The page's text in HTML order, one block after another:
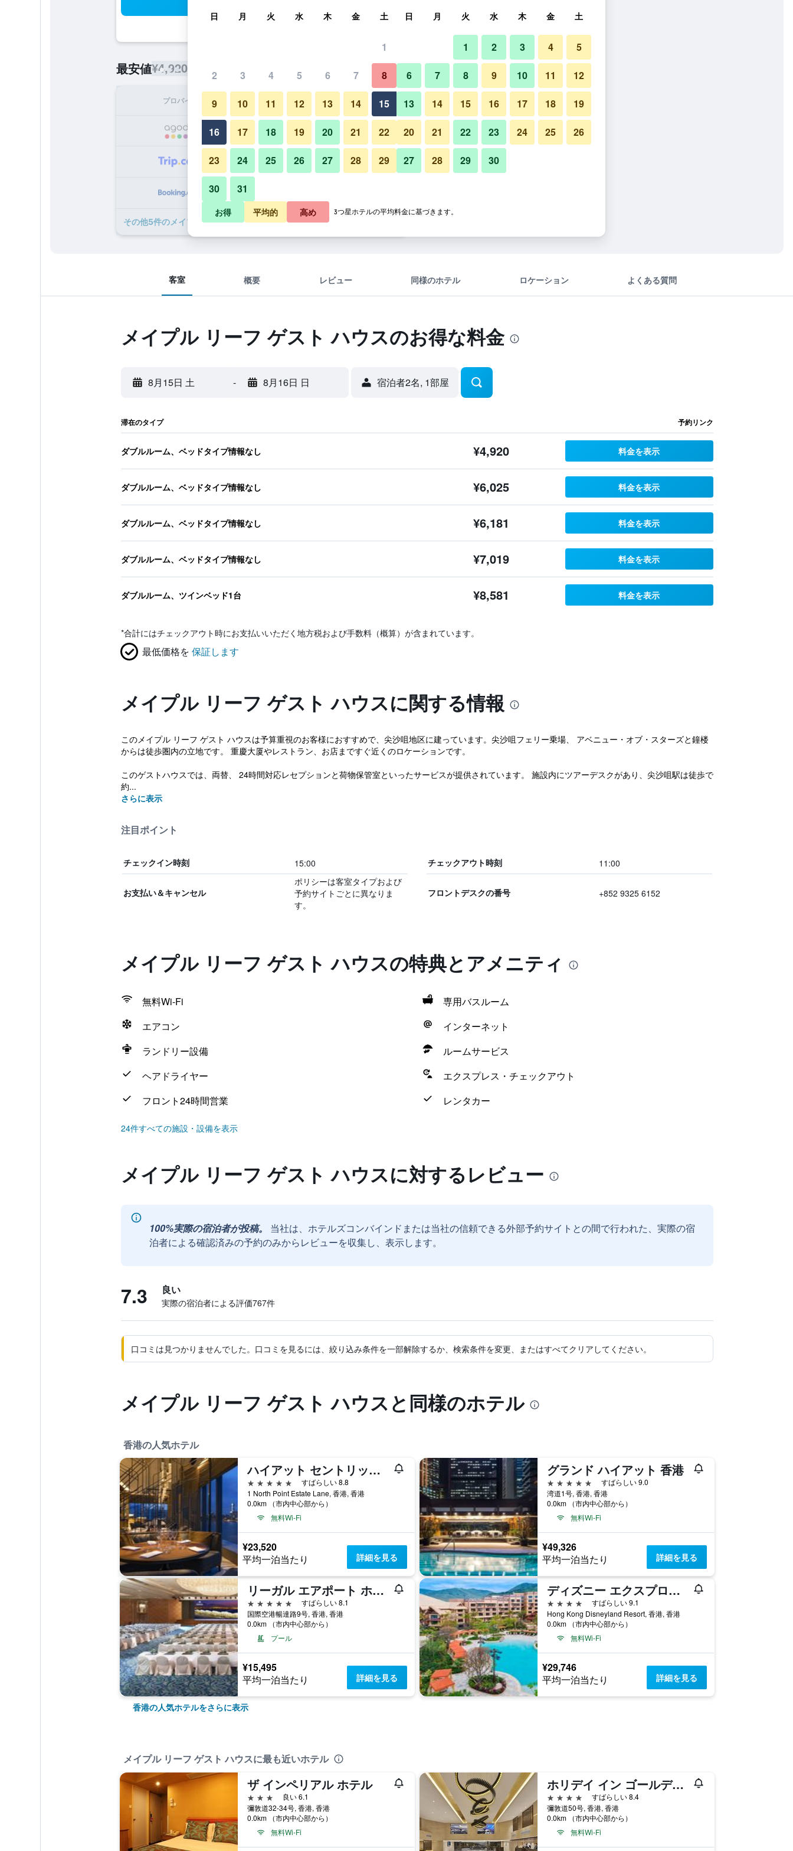
最安値¥4,920/
プロバイダ 1泊あたり合計
¥4,920 プランを見る
¥6,025 プランを見る
​その他5​件のメイプル リーフ ゲスト ハウスのオファー
客室 概要 レビュー 同様のホテル ロケーション よくある質問
メイプル リーフ ゲスト ハウスのお得な料金
8月15日 土 - 8月16日 日 宿泊者2名, 1​部屋
滞在のタイプ 予約リンク
ダブルルーム、ベッドタイプ情報なし ¥4,920 料金を表示
ダブルルーム、ベッドタイプ情報なし ¥6,025 料金を表示
ダブルルーム、ベッドタイプ情報なし ¥6,181 料金を表示
ダブルルーム、ベッドタイプ情報なし ¥7,019 料金を表示
ダブルルーム、ツインベッド1台 ¥8,581 料金を表示
*合計にはチェックアウト時にお支払いいただく地方税および手数料（概算）が含まれています。
最低価格を 保証します
メイプル リーフ ゲスト ハウスに関する情報
このメイプル リーフ ゲスト ハウスは予算重視のお客様におすすめで、尖沙咀地区に建っています。尖沙咀フェリー乗場、 アベニュー・オブ・スターズと鐘楼
からは徒歩圏内の立地です。 重慶大厦やレストラン、お店まですぐ近くのロケーションです。
このゲストハウスでは、両替、 24時間対応レセプションと荷物保管室といったサービスが提供されています。 施設内にツアーデスクがあり、尖沙咀駅は徒歩で
約...
さらに表示
注目ポイント
チェックイン時刻 15:00 チェックアウト時刻 11:00
お支払い＆キャンセル
ポリシーは客室タイプおよび
予約サイトごとに異なりま
す。
フロントデスクの番号 +852 9325 6152
メイプル リーフ ゲスト ハウスの特典とアメニティ
無料Wi-Fi
専用バスルーム
エアコン
インターネット
ランドリー設備
ルームサービス
ヘアドライヤー
エクスプレス・チェックアウト
フロント24時間営業
レンタカー
24件すべての施設・設備を表示
メイプル リーフ ゲスト ハウスに対するレビュー
100%実際の宿泊者が投稿。
当社は、ホテルズコンバインドまたは当社の信頼できる外部予約サイトとの間で行われた、実際の宿
泊者による確認済みの予約のみからレビューを収集し、表示します。
7.3 良い
実際の宿泊者による評価767​件
口コミは見つかりませんでした。口コミを見るには、絞り込み条件を一部解除するか、検索条件を変更、またはすべてクリアしてください。
メイプル リーフ ゲスト ハウスと同様のホテル
香港の人気ホテル
ハイアット セントリック ビクトリア ハーバー 香港 (香港維港凱悅尚萃酒店)
5つ星
すばらしい 8.8
1 North Point Estate Lane, 香港, 香港
0.0km （市内中心部から）
無料Wi-Fi
¥23,520
平均一泊当たり 詳細を見る
グランド ハイアット 香港
5つ星
すばらしい 9.0
湾道1号, 香港, 香港
0.0km （市内中心部から）
無料Wi-Fi
¥49,326
平均一泊当たり 詳細を見る
リーガル エアポート ホテル
5つ星
すばらしい 8.1
国際空港暢達路9号, 香港, 香港
0.0km （市内中心部から）
プール
¥15,495
平均一泊当たり 詳細を見る
ディズニー エクスプローラーズ ロッジ
4つ星
すばらしい 9.1
Hong Kong Disneyland Resort, 香港, 香港
0.0km （市内中心部から）
無料Wi-Fi
¥29,746
平均一泊当たり 詳細を見る
香港の人気ホテルをさらに表示
メイプル リーフ ゲスト ハウスに最も近いホテル
ザ インペリアル ホテル
3つ星
良い 6.1
彌敦道32-34号, 香港, 香港
0.0km （市内中心部から）
無料Wi-Fi
ホリデイ イン ゴールデン マイル
4つ星
すばらしい 8.4
彌敦道50号, 香港, 香港
0.0km （市内中心部から）
無料Wi-Fi
日 月 火 水 木 金 土
1
2 3 4 5 6 7 8
9 10 11 12 13 14 15
16 17 18 19 20 21 22
23 24 25 26 27 28 29
30 31
日 月 火 水 木 金 土
1 2 3 4 5
6 7 8 9 10 11 12
13 14 15 16 17 18 19
20 21 22 23 24 25 26
27 28 29 30
お得 平均的 高め 3つ星ホテルの平均料金に基づきます。